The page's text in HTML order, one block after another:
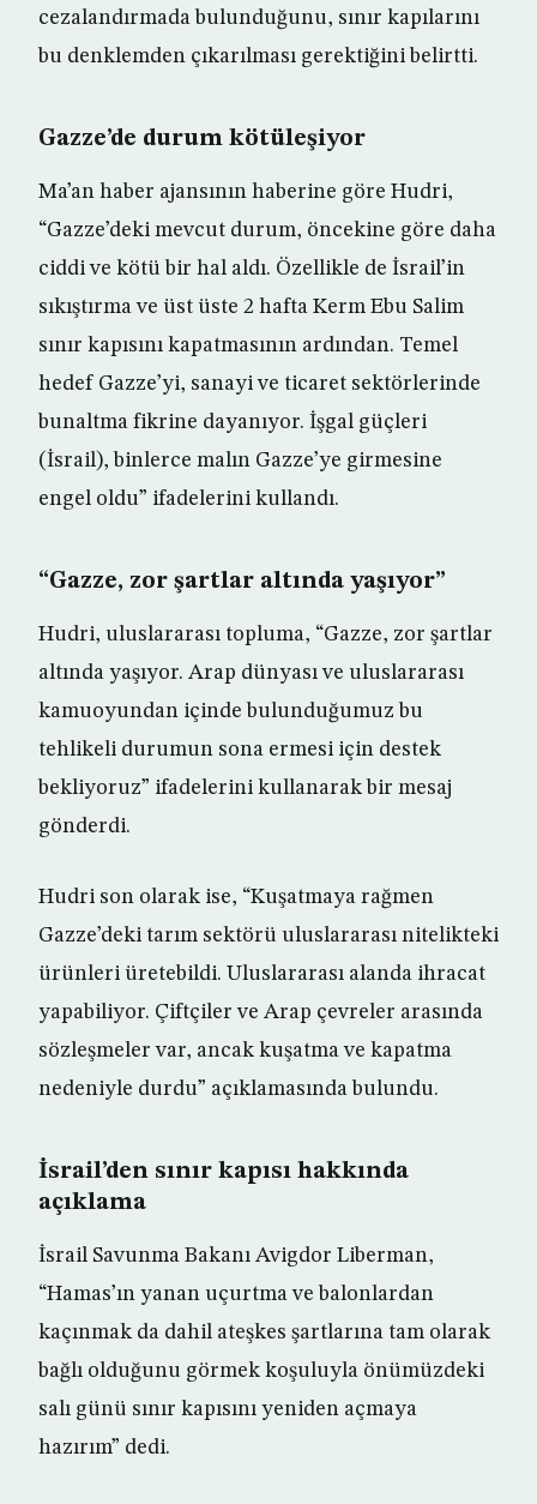
cezalandırmada bulunduğunu, sınır kapılarını
bu denklemden çıkarılması gerektiğini belirtti.
Gazze’de durum kötüleşiyor
Ma’an haber ajansının haberine göre Hudri,
“Gazze’deki mevcut durum, öncekine göre daha
ciddi ve kötü bir hal aldı. Özellikle de İsrail’in
sıkıştırma ve üst üste 2 hafta Kerm Ebu Salim
sınır kapısını kapatmasının ardından. Temel
hedef Gazze’yi, sanayi ve ticaret sektörlerinde
bunaltma fikrine dayanıyor. İşgal güçleri
(İsrail), binlerce malın Gazze’ye girmesine
engel oldu” ifadelerini kullandı.
“Gazze, zor şartlar altında yaşıyor”
Hudri, uluslararası topluma, “Gazze, zor şartlar
altında yaşıyor. Arap dünyası ve uluslararası
kamuoyundan içinde bulunduğumuz bu
tehlikeli durumun sona ermesi için destek
bekliyoruz” ifadelerini kullanarak bir mesaj
gönderdi.
Hudri son olarak ise, “Kuşatmaya rağmen
Gazze’deki tarım sektörü uluslararası nitelikteki
ürünleri üretebildi. Uluslararası alanda ihracat
yapabiliyor. Çiftçiler ve Arap çevreler arasında
sözleşmeler var, ancak kuşatma ve kapatma
nedeniyle durdu” açıklamasında bulundu.
İsrail’den sınır kapısı hakkında
açıklama
İsrail Savunma Bakanı Avigdor Liberman,
“Hamas’ın yanan uçurtma ve balonlardan
kaçınmak da dahil ateşkes şartlarına tam olarak
bağlı olduğunu görmek koşuluyla önümüzdeki
salı günü sınır kapısını yeniden açmaya
hazırım” dedi.